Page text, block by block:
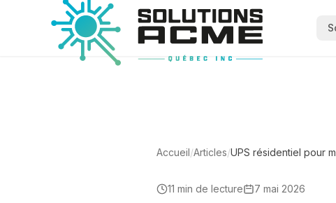
Accueil/Articles/UPS résidentiel pour
11 min de lecture 7 mai 2026